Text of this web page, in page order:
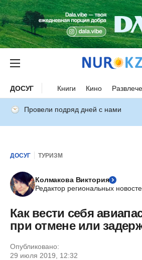
ДОСУГ Книги Кино
Провели подряд дней с нами
ДОСУГ ТУРИЗМ
Колмакова Виктория
Редактор региональных
Как вести себя
при отмене или
Опубликовано:
29 июля 2019, 12:32